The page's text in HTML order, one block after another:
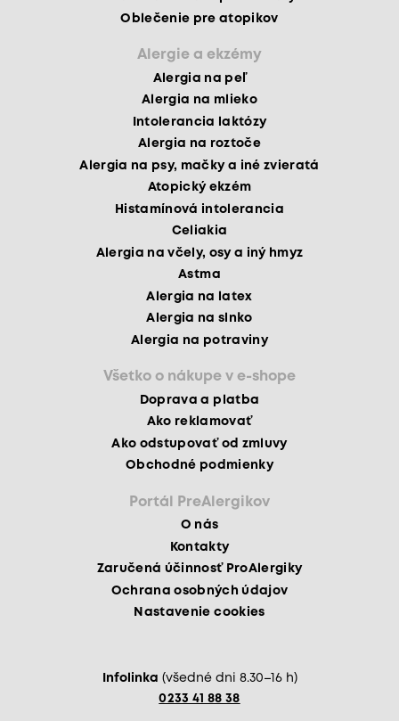
Oblečenie pre atopikov
Alergie a ekzémy
Alergia na peľ
Alergia na mlieko
Intolerancia laktózy
Alergia na roztoče
Alergia na psy, mačky a iné zvieratá
Atopický ekzém
Histamínová intolerancia
Celiakia
Alergia na včely, osy a iný hmyz
Astma
Alergia na latex
Alergia na slnko
Alergia na potraviny
Všetko o nákupe v e-shope
Doprava a platba
Ako reklamovať
Ako odstupovať od zmluvy
Obchodné podmienky
Portál PreAlergikov
O nás
Kontakty
Zaručená účinnosť ProAlergiky
Ochrana osobných údajov
Nastavenie cookies
Infolinka (všedné dni 8.30–16 h)
0233 41 88 38